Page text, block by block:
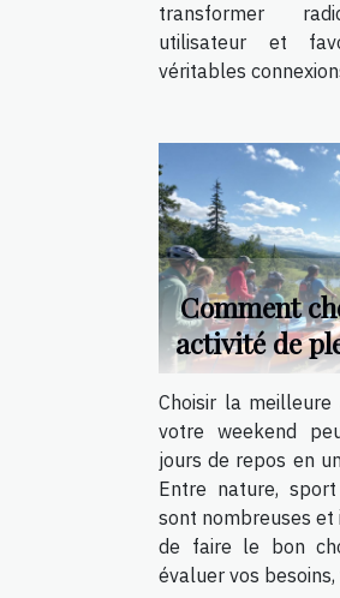
transformer
utilisateur et
véritables
Comment
activité de
Choisir la
votre weekend
jours de repos en
Entre nature,
sont nombreuses et
de faire le bon
évaluer vos besoins,